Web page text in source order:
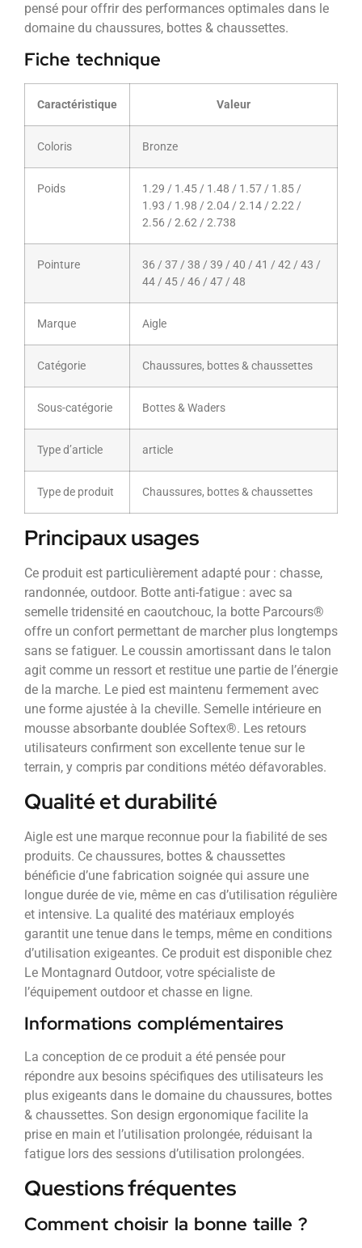
pensé pour offrir des performances optimales dans le
domaine du chaussures, bottes & chaussettes.
Fiche technique
Caractéristique Valeur
Coloris Bronze
Poids
1.29 / 1.45 / 1.48 / 1.57 / 1.85 /
1.93 / 1.98 / 2.04 / 2.14 / 2.22 /
2.56 / 2.62 / 2.738
Pointure
36 / 37 / 38 / 39 / 40 / 41 / 42 / 43 /
44 / 45 / 46 / 47 / 48
Marque Aigle
Catégorie Chaussures, bottes & chaussettes
Sous-catégorie Bottes & Waders
Type d’article article
Type de produit Chaussures, bottes & chaussettes
Principaux usages
Ce produit est particulièrement adapté pour : chasse,
randonnée, outdoor. Botte anti-fatigue : avec sa
semelle tridensité en caoutchouc, la botte Parcours®
offre un confort permettant de marcher plus longtemps
sans se fatiguer. Le coussin amortissant dans le talon
agit comme un ressort et restitue une partie de l’énergie
de la marche. Le pied est maintenu fermement avec
une forme ajustée à la cheville. Semelle intérieure en
mousse absorbante doublée Softex®. Les retours
utilisateurs confirment son excellente tenue sur le
terrain, y compris par conditions météo défavorables.
Qualité et durabilité
Aigle est une marque reconnue pour la fiabilité de ses
produits. Ce chaussures, bottes & chaussettes
bénéficie d’une fabrication soignée qui assure une
longue durée de vie, même en cas d’utilisation régulière
et intensive. La qualité des matériaux employés
garantit une tenue dans le temps, même en conditions
d’utilisation exigeantes. Ce produit est disponible chez
Le Montagnard Outdoor, votre spécialiste de
l’équipement outdoor et chasse en ligne.
Informations complémentaires
La conception de ce produit a été pensée pour
répondre aux besoins spécifiques des utilisateurs les
plus exigeants dans le domaine du chaussures, bottes
& chaussettes. Son design ergonomique facilite la
prise en main et l’utilisation prolongée, réduisant la
fatigue lors des sessions d’utilisation prolongées.
Questions fréquentes
Comment choisir la bonne taille ?